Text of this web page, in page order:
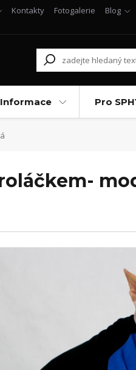
Kontakty Fotogalerie Blog
Informace Pro